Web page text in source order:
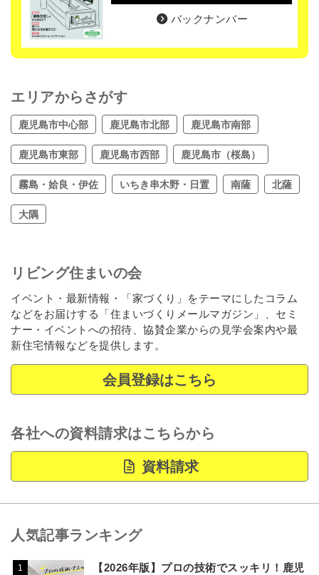
バックナンバー
エリアからさがす
鹿児島市中心部 鹿児島市北部 鹿児島市南部
鹿児島市東部 鹿児島市西部 鹿児島市（桜島）
霧島・姶良・伊佐 いちき串木野・日置 南薩 北薩
大隅
リビング住まいの会
イベント・最新情報・「家づくり」をテーマにしたコラム
などをお届けする「住まいづくりメールマガジン」、セミ
ナー・イベントへの招待、協賛企業からの見学会案内や最
新住宅情報などを提供します。
会員登録はこちら
各社への資料請求はこちらから
資料請求
人気記事ランキング
1
【2026年版】プロの技術でスッキリ！鹿児